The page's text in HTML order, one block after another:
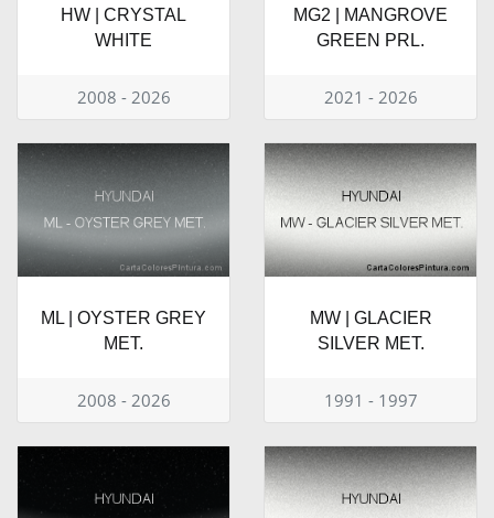
HW | CRYSTAL
WHITE
2008 - 2026
MG2 | MANGROVE
GREEN PRL.
2021 - 2026
ML | OYSTER GREY
MET.
2008 - 2026
MW | GLACIER
SILVER MET.
1991 - 1997